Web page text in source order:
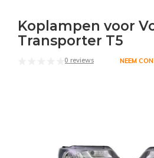
Koplampen voor
Transporter T5
0 reviews NEEM